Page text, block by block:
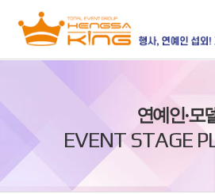
연예인·모
EVENT STAGE